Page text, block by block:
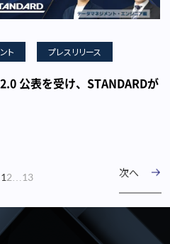
ト プレスリリース
公表を受け、STANDARDが
12 13 次へ